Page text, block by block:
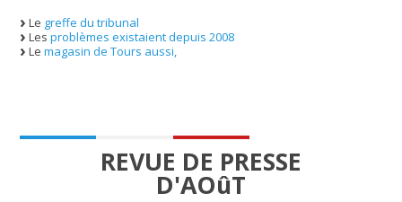
Le greffe du tribunal
Lesproblèmes existaient depuis 2008
Lemagasin de Tours aussi,
REVUE DE PRESSE
D'AOûT